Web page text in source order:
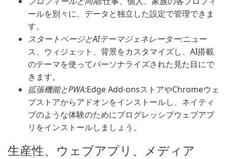
ールを別々に、データと独立した設定で管理できま
す。
スタートページとAIテーマジェネレーター:ニュー
ス、ウィジェット、背景をカスタマイズし、AI搭載
のテーマを使ってパーソナライズされた見た目にで
きます。
拡張機能とPWA:Edge Add-onsストアやChromeウェ
ブストアからアドオンをインストールし、ネイティ
ブのような体験のためにプログレッシブウェブアプ
リをインストールしましょう。
生産性、ウェブアプリ、メディア